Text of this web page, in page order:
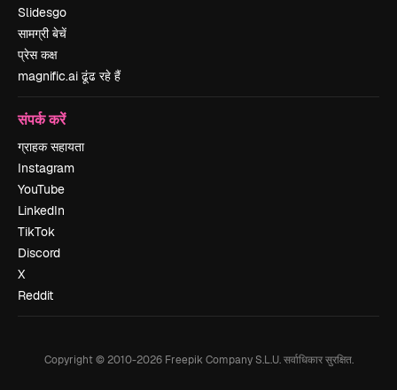
Slidesgo
सामग्री बेचें
प्रेस कक्ष
magnific.ai ढूंढ रहे हैं
संपर्क करें
ग्राहक सहायता
Instagram
YouTube
LinkedIn
TikTok
Discord
X
Reddit
Copyright © 2010-2026Freepik Company S.L.U. सर्वाधिकार सुरक्षित.